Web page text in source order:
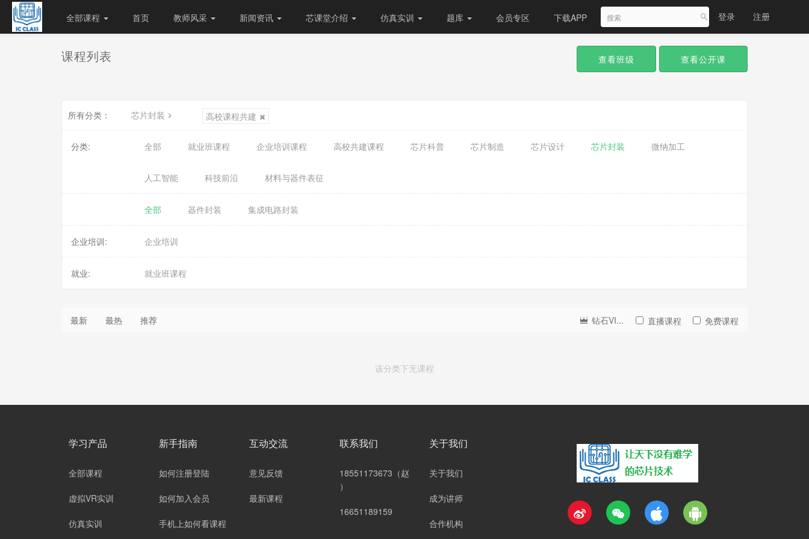
全部课程 首页 教师风采 新闻资讯 芯课堂介绍 仿真实训 题库 会员专区 下载APP 登录 注册
课程列表 查看班级 查看公开课
所有分类： 芯片封装 高校课程共建
分类: 全部 就业班课程 企业培训课程 高校共建课程 芯片科普 芯片制造 芯片设计 芯片封装 微纳加工
人工智能 科技前沿 材料与器件表征
全部 器件封装 集成电路封装
企业培训: 企业培训
就业: 就业班课程
最新 最热 推荐 钻石VI... 直播课程 免费课程
该分类下无课程
学习产品
全部课程
虚拟VR实训
仿真实训
新手指南
如何注册登陆
如何加入会员
手机上如何看课程
互动交流
意见反馈
最新课程
联系我们
18551173673（赵
）
16651189159
关于我们
关于我们
成为讲师
合作机构